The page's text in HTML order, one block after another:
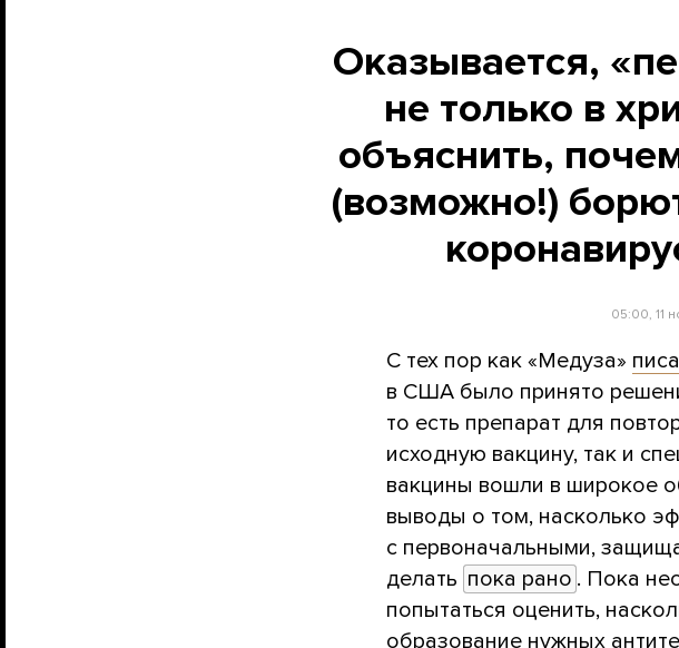
Оказывается,
не только в
объяснить,
(возможно!)
05:00, 11
С тех пор как «Медуза»
в США было принято
то есть препарат для
исходную вакцину, так и
вакцины вошли в широкое
выводы о том, насколько
с первоначальными,
делать пока рано . Пока
попытаться оценить,
образование нужных